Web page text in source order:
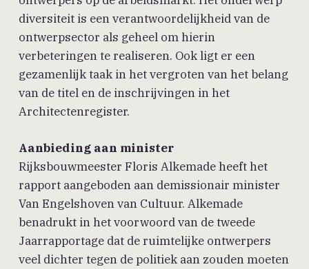
diversiteit is een verantwoordelijkheid van de
ontwerpsector als geheel om hierin
verbeteringen te realiseren. Ook ligt er een
gezamenlijk taak in het vergroten van het belang
van de titel en de inschrijvingen in het
Architectenregister.
Aanbieding aan minister
Rijksbouwmeester Floris Alkemade heeft het
rapport aangeboden aan demissionair minister
Van Engelshoven van Cultuur. Alkemade
benadrukt in het voorwoord van de tweede
Jaarrapportage dat de ruimtelijke ontwerpers
veel dichter tegen de politiek aan zouden moeten